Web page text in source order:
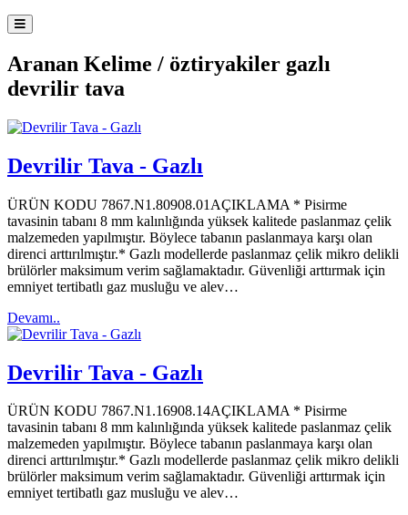
Aranan Kelime / öztiryakiler gazlı
devrilir tava
Devrilir Tava - Gazlı
ÜRÜN KODU 7867.N1.80908.01AÇIKLAMA * Pisirme
tavasinin tabanı 8 mm kalınlığında yüksek kalitede paslanmaz çelik
malzemeden yapılmıştır. Böylece tabanın paslanmaya karşı olan
direnci arttırılmıştır.* Gazlı modellerde paslanmaz çelik mikro delikli
brülörler maksimum verim sağlamaktadır. Güvenliği arttırmak için
emniyet tertibatlı gaz musluğu ve alev…
Devamı..
Devrilir Tava - Gazlı
ÜRÜN KODU 7867.N1.16908.14AÇIKLAMA * Pisirme
tavasinin tabanı 8 mm kalınlığında yüksek kalitede paslanmaz çelik
malzemeden yapılmıştır. Böylece tabanın paslanmaya karşı olan
direnci arttırılmıştır.* Gazlı modellerde paslanmaz çelik mikro delikli
brülörler maksimum verim sağlamaktadır. Güvenliği arttırmak için
emniyet tertibatlı gaz musluğu ve alev…